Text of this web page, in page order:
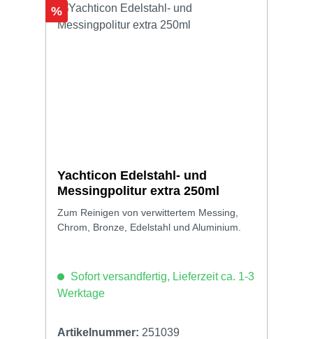
Rabatt
%
Yachticon Edelstahl- und
Messingpolitur extra 250ml
Zum Reinigen von verwittertem Messing,
Chrom, Bronze, Edelstahl und Aluminium.
Sofort versandfertig, Lieferzeit ca. 1-3
Werktage
Artikelnummer: 251039